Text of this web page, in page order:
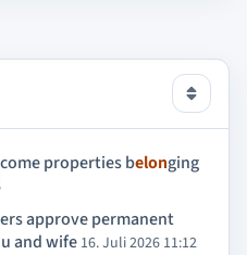
properties belonging
approve permanent
and wife 16. Juli 2026 11:12